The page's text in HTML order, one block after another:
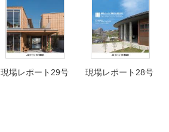
現場レポート29号 現場レポート28号